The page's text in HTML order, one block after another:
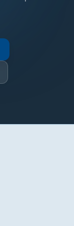
de
ce que
nos